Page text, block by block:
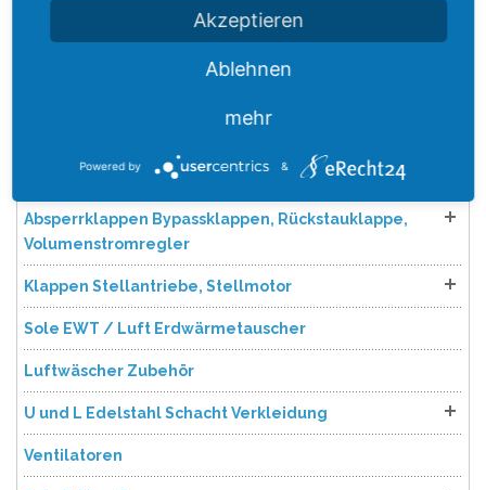
Mauerkasten Dunstabzug oder Klimaanlage
Flachkanal, Rohr Kunststoff, Wickelfalzrohr und
Blauberg / Vents Zentrale Wohnraumlüftung
Absperrklappen Bypassklappen, Rückstauklappe,
Volumenstromregler
Klappen Stellantriebe, Stellmotor
Sole EWT / Luft Erdwärmetauscher
Luftwäscher Zubehör
U und L Edelstahl Schacht Verkleidung
Ventilatoren
Akzeptieren
Ablehnen
mehr
Powered by &